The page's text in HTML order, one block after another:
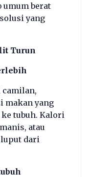
umum berat
yang
Turun
makan yang
tubuh. Kalori
atau
dari